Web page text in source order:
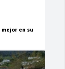
mejor en su